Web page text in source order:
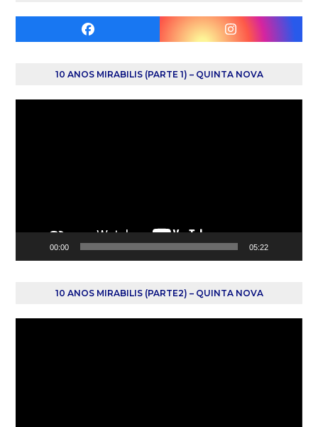
Facebook Instagram
10 ANOS MIRABILIS (PARTE 1) – QUINTA NOVA
00:00 05:22
10 ANOS MIRABILIS (PARTE2) – QUINTA NOVA